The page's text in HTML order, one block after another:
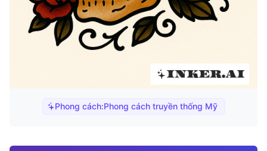
Phong cách:Phong cách truyền thống Mỹ